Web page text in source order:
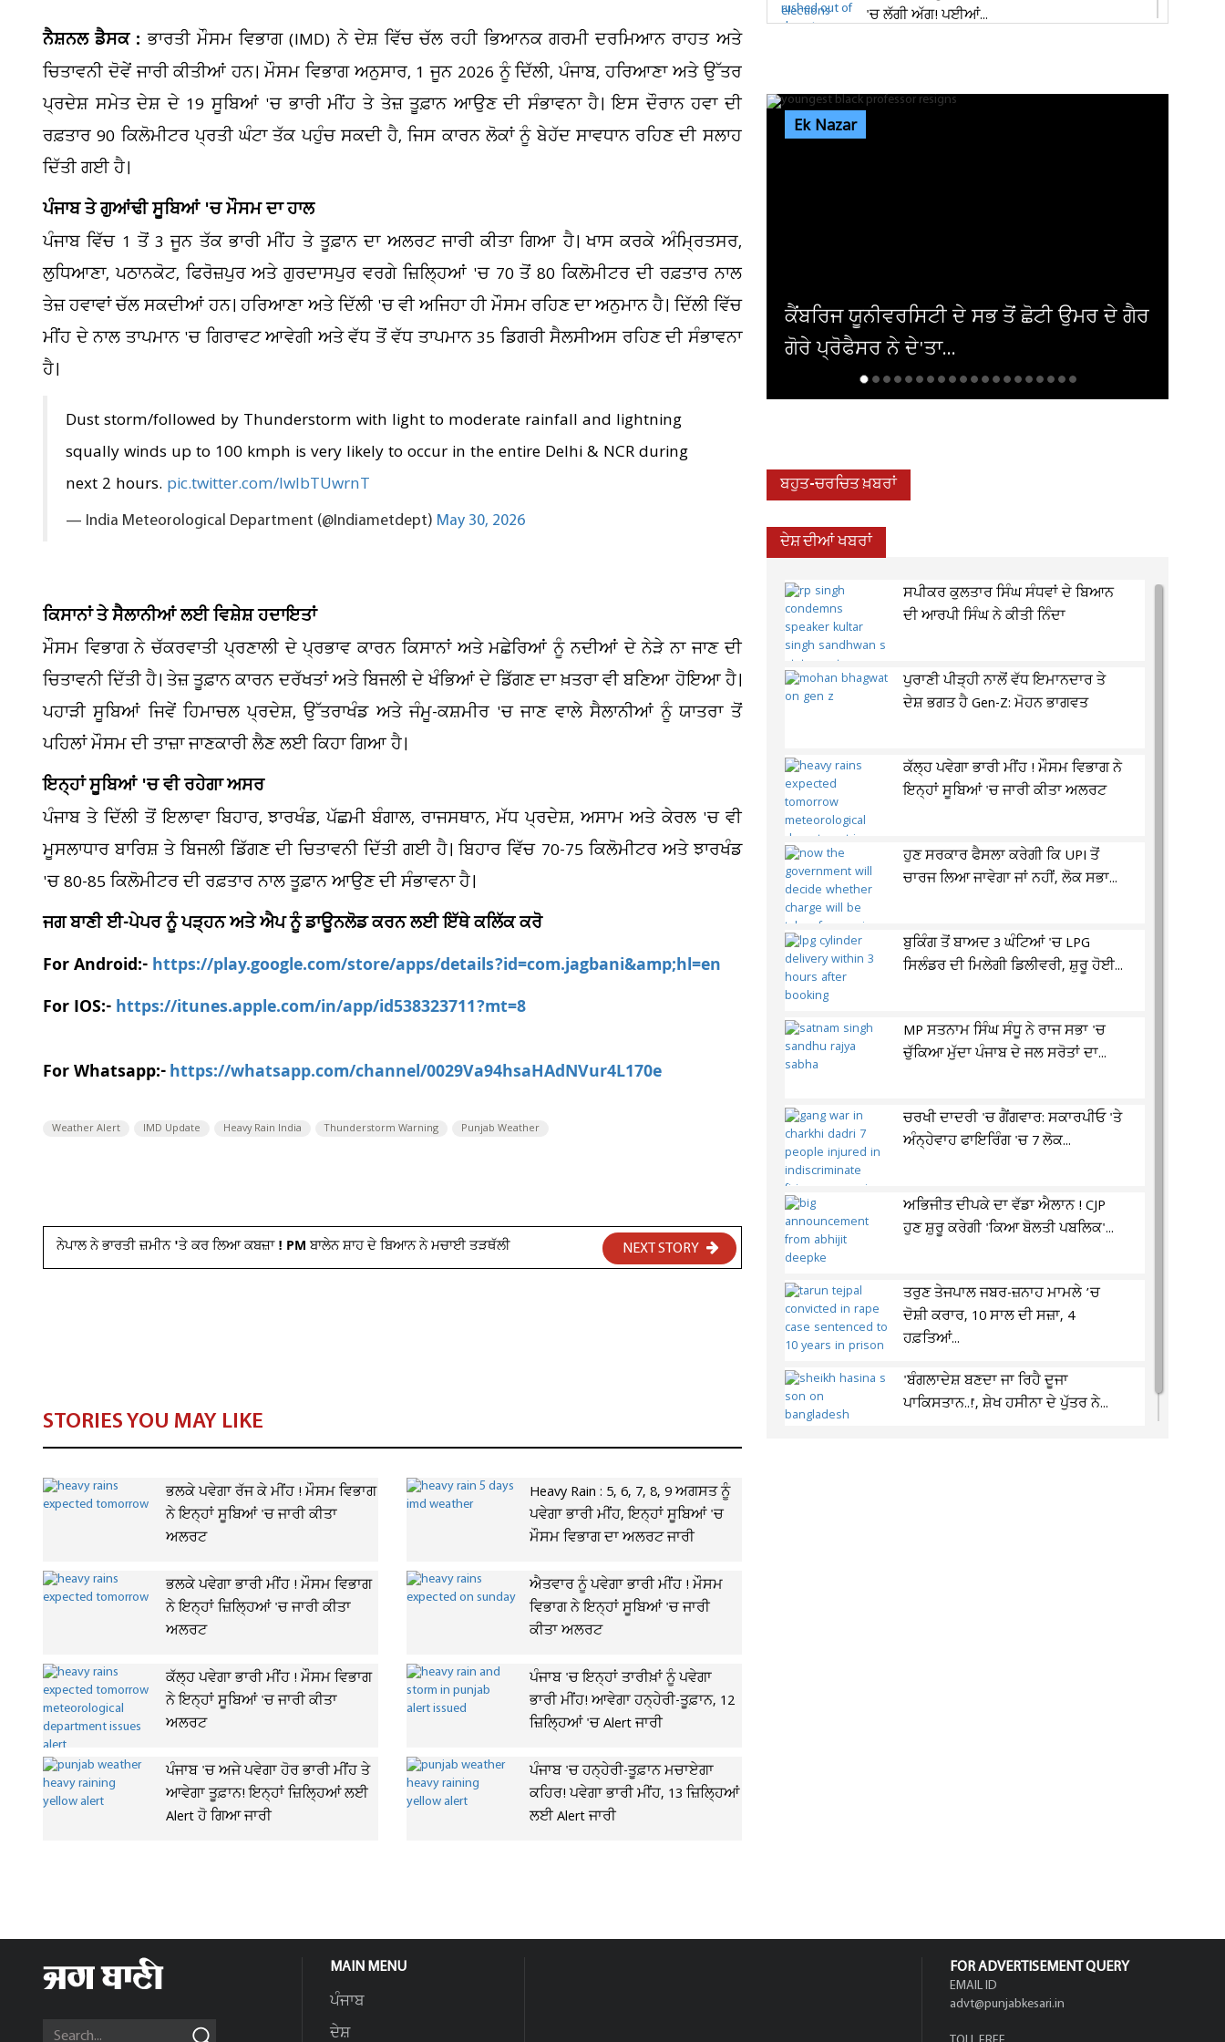
ਨੈਸ਼ਨਲ ਡੈਸਕ :ਭਾਰਤੀ ਮੌਸਮ ਵਿਭਾਗ (IMD) ਨੇ ਦੇਸ਼ ਵਿੱਚ ਚੱਲ ਰਹੀ ਭਿਆਨਕ ਗਰਮੀ ਦਰਮਿਆਨ ਰਾਹਤ ਅਤੇ
ਚਿਤਾਵਨੀ ਦੋਵੇਂ ਜਾਰੀ ਕੀਤੀਆਂ ਹਨ। ਮੌਸਮ ਵਿਭਾਗ ਅਨੁਸਾਰ, 1 ਜੂਨ 2026 ਨੂੰ ਦਿੱਲੀ, ਪੰਜਾਬ, ਹਰਿਆਣਾ ਅਤੇ ਉੱਤਰ
ਪ੍ਰਦੇਸ਼ ਸਮੇਤ ਦੇਸ਼ ਦੇ 19 ਸੂਬਿਆਂ 'ਚ ਭਾਰੀ ਮੀਂਹ ਤੇ ਤੇਜ਼ ਤੂਫ਼ਾਨ ਆਉਣ ਦੀ ਸੰਭਾਵਨਾ ਹੈ। ਇਸ ਦੌਰਾਨ ਹਵਾ ਦੀ
ਰਫ਼ਤਾਰ 90 ਕਿਲੋਮੀਟਰ ਪ੍ਰਤੀ ਘੰਟਾ ਤੱਕ ਪਹੁੰਚ ਸਕਦੀ ਹੈ, ਜਿਸ ਕਾਰਨ ਲੋਕਾਂ ਨੂੰ ਬੇਹੱਦ ਸਾਵਧਾਨ ਰਹਿਣ ਦੀ ਸਲਾਹ
ਦਿੱਤੀ ਗਈ ਹੈ।
ਪੰਜਾਬ ਤੇ ਗੁਆਂਢੀ ਸੂਬਿਆਂ 'ਚ ਮੌਸਮ ਦਾ ਹਾਲ
ਪੰਜਾਬ ਵਿੱਚ 1 ਤੋਂ 3 ਜੂਨ ਤੱਕ ਭਾਰੀ ਮੀਂਹ ਤੇ ਤੂਫ਼ਾਨ ਦਾ ਅਲਰਟ ਜਾਰੀ ਕੀਤਾ ਗਿਆ ਹੈ। ਖਾਸ ਕਰਕੇ ਅੰਮ੍ਰਿਤਸਰ,
ਲੁਧਿਆਣਾ, ਪਠਾਨਕੋਟ, ਫਿਰੋਜ਼ਪੁਰ ਅਤੇ ਗੁਰਦਾਸਪੁਰ ਵਰਗੇ ਜ਼ਿਲ੍ਹਿਆਂ 'ਚ 70 ਤੋਂ 80 ਕਿਲੋਮੀਟਰ ਦੀ ਰਫ਼ਤਾਰ ਨਾਲ
ਤੇਜ਼ ਹਵਾਵਾਂ ਚੱਲ ਸਕਦੀਆਂ ਹਨ। ਹਰਿਆਣਾ ਅਤੇ ਦਿੱਲੀ 'ਚ ਵੀ ਅਜਿਹਾ ਹੀ ਮੌਸਮ ਰਹਿਣ ਦਾ ਅਨੁਮਾਨ ਹੈ। ਦਿੱਲੀ ਵਿੱਚ
ਮੀਂਹ ਦੇ ਨਾਲ ਤਾਪਮਾਨ 'ਚ ਗਿਰਾਵਟ ਆਵੇਗੀ ਅਤੇ ਵੱਧ ਤੋਂ ਵੱਧ ਤਾਪਮਾਨ 35 ਡਿਗਰੀ ਸੈਲਸੀਅਸ ਰਹਿਣ ਦੀ ਸੰਭਾਵਨਾ
ਹੈ।
Dust storm/followed by Thunderstorm with light to moderate rainfall and lightning
squally winds up to 100 kmph is very likely to occur in the entire Delhi & NCR during
next 2 hours. pic.twitter.com/IwlbTUwrnT
— India Meteorological Department (@Indiametdept) May 30, 2026
ਕਿਸਾਨਾਂ ਤੇ ਸੈਲਾਨੀਆਂ ਲਈ ਵਿਸ਼ੇਸ਼ ਹਦਾਇਤਾਂ
ਮੌਸਮ ਵਿਭਾਗ ਨੇ ਚੱਕਰਵਾਤੀ ਪ੍ਰਣਾਲੀ ਦੇ ਪ੍ਰਭਾਵ ਕਾਰਨ ਕਿਸਾਨਾਂ ਅਤੇ ਮਛੇਰਿਆਂ ਨੂੰ ਨਦੀਆਂ ਦੇ ਨੇੜੇ ਨਾ ਜਾਣ ਦੀ
ਚਿਤਾਵਨੀ ਦਿੱਤੀ ਹੈ। ਤੇਜ਼ ਤੂਫ਼ਾਨ ਕਾਰਨ ਦਰੱਖਤਾਂ ਅਤੇ ਬਿਜਲੀ ਦੇ ਖੰਭਿਆਂ ਦੇ ਡਿੱਗਣ ਦਾ ਖ਼ਤਰਾ ਵੀ ਬਣਿਆ ਹੋਇਆ ਹੈ।
ਪਹਾੜੀ ਸੂਬਿਆਂ ਜਿਵੇਂ ਹਿਮਾਚਲ ਪ੍ਰਦੇਸ਼, ਉੱਤਰਾਖੰਡ ਅਤੇ ਜੰਮੂ-ਕਸ਼ਮੀਰ 'ਚ ਜਾਣ ਵਾਲੇ ਸੈਲਾਨੀਆਂ ਨੂੰ ਯਾਤਰਾ ਤੋਂ
ਪਹਿਲਾਂ ਮੌਸਮ ਦੀ ਤਾਜ਼ਾ ਜਾਣਕਾਰੀ ਲੈਣ ਲਈ ਕਿਹਾ ਗਿਆ ਹੈ।
ਇਨ੍ਹਾਂ ਸੂਬਿਆਂ 'ਚ ਵੀ ਰਹੇਗਾ ਅਸਰ
ਪੰਜਾਬ ਤੇ ਦਿੱਲੀ ਤੋਂ ਇਲਾਵਾ ਬਿਹਾਰ, ਝਾਰਖੰਡ, ਪੱਛਮੀ ਬੰਗਾਲ, ਰਾਜਸਥਾਨ, ਮੱਧ ਪ੍ਰਦੇਸ਼, ਅਸਾਮ ਅਤੇ ਕੇਰਲ 'ਚ ਵੀ
ਮੂਸਲਾਧਾਰ ਬਾਰਿਸ਼ ਤੇ ਬਿਜਲੀ ਡਿੱਗਣ ਦੀ ਚਿਤਾਵਨੀ ਦਿੱਤੀ ਗਈ ਹੈ। ਬਿਹਾਰ ਵਿੱਚ 70-75 ਕਿਲੋਮੀਟਰ ਅਤੇ ਝਾਰਖੰਡ
'ਚ 80-85 ਕਿਲੋਮੀਟਰ ਦੀ ਰਫ਼ਤਾਰ ਨਾਲ ਤੂਫ਼ਾਨ ਆਉਣ ਦੀ ਸੰਭਾਵਨਾ ਹੈ।
ਜਗ ਬਾਣੀ ਈ-ਪੇਪਰ ਨੂੰ ਪੜ੍ਹਨ ਅਤੇ ਐਪ ਨੂੰ ਡਾਊਨਲੋਡ ਕਰਨ ਲਈ ਇੱਥੇ ਕਲਿੱਕ ਕਰੋ
For Android:-https://play.google.com/store/apps/details?id=com.jagbani&amp;hl=en
For IOS:-https://itunes.apple.com/in/app/id538323711?mt=8
For Whatsapp:-https://whatsapp.com/channel/0029Va94hsaHAdNVur4L170e
Weather Alert IMD Update Heavy Rain India Thunderstorm Warning Punjab Weather
ਨੇਪਾਲ ਨੇ ਭਾਰਤੀ ਜ਼ਮੀਨ 'ਤੇ ਕਰ ਲਿਆ ਕਬਜ਼ਾ ! PM ਬਾਲੇਨ ਸ਼ਾਹ ਦੇ ਬਿਆਨ ਨੇ ਮਚਾਈ ਤੜਥੱਲੀ NEXT STORY
STORIES YOU MAY LIKE
ਭਲਕੇ ਪਵੇਗਾ ਰੱਜ ਕੇ ਮੀਂਹ ! ਮੌਸਮ ਵਿਭਾਗ
ਨੇ ਇਨ੍ਹਾਂ ਸੂਬਿਆਂ 'ਚ ਜਾਰੀ ਕੀਤਾ
ਅਲਰਟ
Heavy Rain : 5, 6, 7, 8, 9 ਅਗਸਤ ਨੂੰ
ਪਵੇਗਾ ਭਾਰੀ ਮੀਂਹ, ਇਨ੍ਹਾਂ ਸੂਬਿਆਂ 'ਚ
ਮੌਸਮ ਵਿਭਾਗ ਦਾ ਅਲਰਟ ਜਾਰੀ
ਭਲਕੇ ਪਵੇਗਾ ਭਾਰੀ ਮੀਂਹ ! ਮੌਸਮ ਵਿਭਾਗ
ਨੇ ਇਨ੍ਹਾਂ ਜ਼ਿਲ੍ਹਿਆਂ 'ਚ ਜਾਰੀ ਕੀਤਾ
ਅਲਰਟ
ਐਤਵਾਰ ਨੂੰ ਪਵੇਗਾ ਭਾਰੀ ਮੀਂਹ ! ਮੌਸਮ
ਵਿਭਾਗ ਨੇ ਇਨ੍ਹਾਂ ਸੂਬਿਆਂ 'ਚ ਜਾਰੀ
ਕੀਤਾ ਅਲਰਟ
ਕੱਲ੍ਹ ਪਵੇਗਾ ਭਾਰੀ ਮੀਂਹ ! ਮੌਸਮ ਵਿਭਾਗ
ਨੇ ਇਨ੍ਹਾਂ ਸੂਬਿਆਂ 'ਚ ਜਾਰੀ ਕੀਤਾ
ਅਲਰਟ
ਪੰਜਾਬ 'ਚ ਇਨ੍ਹਾਂ ਤਾਰੀਖ਼ਾਂ ਨੂੰ ਪਵੇਗਾ
ਭਾਰੀ ਮੀਂਹ! ਆਵੇਗਾ ਹਨ੍ਹੇਰੀ-ਤੂਫ਼ਾਨ, 12
ਜ਼ਿਲ੍ਹਿਆਂ 'ਚ Alert ਜਾਰੀ
ਪੰਜਾਬ 'ਚ ਅਜੇ ਪਵੇਗਾ ਹੋਰ ਭਾਰੀ ਮੀਂਹ ਤੇ
ਆਵੇਗਾ ਤੂਫ਼ਾਨ! ਇਨ੍ਹਾਂ ਜ਼ਿਲ੍ਹਿਆਂ ਲਈ
Alert ਹੋ ਗਿਆ ਜਾਰੀ
ਪੰਜਾਬ 'ਚ ਹਨ੍ਹੇਰੀ-ਤੂਫ਼ਾਨ ਮਚਾਏਗਾ
ਕਹਿਰ! ਪਵੇਗਾ ਭਾਰੀ ਮੀਂਹ, 13 ਜ਼ਿਲ੍ਹਿਆਂ
ਲਈ Alert ਜਾਰੀ
'ਚ ਲੱਗੀ ਅੱਗ! ਪਈਆਂ...
Ek Nazar
ਕੈਂਬਰਿਜ ਯੂਨੀਵਰਸਿਟੀ ਦੇ ਸਭ ਤੋਂ ਛੋਟੀ ਉਮਰ ਦੇ ਗੈਰ
ਗੋਰੇ ਪ੍ਰੋਫੈਸਰ ਨੇ ਦੇ'ਤਾ...
ਅਮਰੀਕਾ ਨੇ ਇਰਾਕੀ ਏਅਰਾਲਾਈਨ ਤੋਂ ਹਟਾਈ
ਪਾਬੰਦੀ
ਬਹੁਤ-ਚਰਚਿਤ ਖ਼ਬਰਾਂ
ਦੇਸ਼ ਦੀਆਂ ਖਬਰਾਂ
ਸਪੀਕਰ ਕੁਲਤਾਰ ਸਿੰਘ ਸੰਧਵਾਂ ਦੇ ਬਿਆਨ
ਦੀ ਆਰਪੀ ਸਿੰਘ ਨੇ ਕੀਤੀ ਨਿੰਦਾ
ਪੁਰਾਣੀ ਪੀੜ੍ਹੀ ਨਾਲੋਂ ਵੱਧ ਇਮਾਨਦਾਰ ਤੇ
ਦੇਸ਼ ਭਗਤ ਹੈ Gen-Z: ਮੋਹਨ ਭਾਗਵਤ
ਕੱਲ੍ਹ ਪਵੇਗਾ ਭਾਰੀ ਮੀਂਹ ! ਮੌਸਮ ਵਿਭਾਗ ਨੇ
ਇਨ੍ਹਾਂ ਸੂਬਿਆਂ 'ਚ ਜਾਰੀ ਕੀਤਾ ਅਲਰਟ
ਹੁਣ ਸਰਕਾਰ ਫੈਸਲਾ ਕਰੇਗੀ ਕਿ UPI ਤੋਂ
ਚਾਰਜ ਲਿਆ ਜਾਵੇਗਾ ਜਾਂ ਨਹੀਂ, ਲੋਕ ਸਭਾ...
ਬੁਕਿੰਗ ਤੋਂ ਬਾਅਦ 3 ਘੰਟਿਆਂ 'ਚ LPG
ਸਿਲੰਡਰ ਦੀ ਮਿਲੇਗੀ ਡਿਲੀਵਰੀ, ਸ਼ੁਰੂ ਹੋਈ...
MP ਸਤਨਾਮ ਸਿੰਘ ਸੰਧੂ ਨੇ ਰਾਜ ਸਭਾ 'ਚ
ਚੁੱਕਿਆ ਮੁੱਦਾ ਪੰਜਾਬ ਦੇ ਜਲ ਸਰੋਤਾਂ ਦਾ...
ਚਰਖੀ ਦਾਦਰੀ 'ਚ ਗੈਂਗਵਾਰ: ਸਕਾਰਪੀਓ 'ਤੇ
ਅੰਨ੍ਹੇਵਾਹ ਫਾਇਰਿੰਗ 'ਚ 7 ਲੋਕ...
ਅਭਿਜੀਤ ਦੀਪਕੇ ਦਾ ਵੱਡਾ ਐਲਾਨ ! CJP
ਹੁਣ ਸ਼ੁਰੂ ਕਰੇਗੀ 'ਕਿਆ ਬੋਲਤੀ ਪਬਲਿਕ'...
ਤਰੁਣ ਤੇਜਪਾਲ ਜਬਰ-ਜ਼ਨਾਹ ਮਾਮਲੇ ’ਚ
ਦੋਸ਼ੀ ਕਰਾਰ, 10 ਸਾਲ ਦੀ ਸਜ਼ਾ, 4
ਹਫ਼ਤਿਆਂ...
'ਬੰਗਲਾਦੇਸ਼ ਬਣਦਾ ਜਾ ਰਿਹੈ ਦੂਜਾ
ਪਾਕਿਸਤਾਨ..!', ਸ਼ੇਖ ਹਸੀਨਾ ਦੇ ਪੁੱਤਰ ਨੇ...
MAIN MENU
ਪੰਜਾਬ
ਦੇਸ਼
FOR ADVERTISEMENT QUERY
EMAIL ID
advt@punjabkesari.in